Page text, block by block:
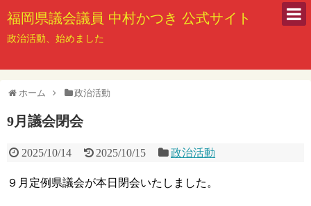
福岡県議会議員 中村かつき 公式サイト
政治活動、始めました
ホーム 政治活動
9月議会閉会
2025/10/14 2025/10/15 政治活動
９月定例県議会が本日閉会いたしました。